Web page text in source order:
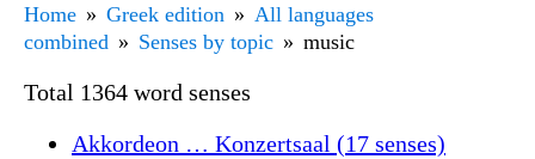
Home Greek edition
All languages
combined
Senses by topic music
Total 1364 word senses
Akkordeon … Konzertsaal (17 senses)